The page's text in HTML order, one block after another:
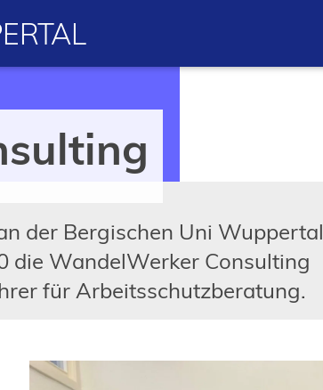
der Bergischen Uni Wuppertal
die WandelWerker Consulting
für Arbeitsschutzberatung.